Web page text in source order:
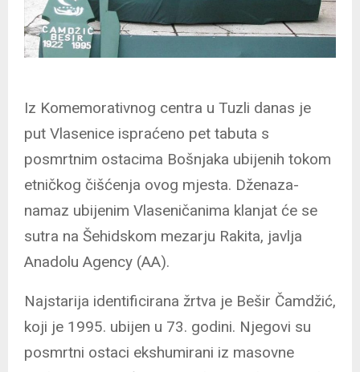
Iz Komemorativnog centra u Tuzli danas je
put Vlasenice ispraćeno pet tabuta s
posmrtnim ostacima Bošnjaka ubijenih tokom
etničkog čišćenja ovog mjesta. Dženaza-
namaz ubijenim Vlaseničanima klanjat će se
sutra na Šehidskom mezarju Rakita, javlja
Anadolu Agency (AA).
Najstarija identificirana žrtva je Bešir Čamdžić,
koji je 1995. ubijen u 73. godini. Njegovi su
posmrtni ostaci ekshumirani iz masovne